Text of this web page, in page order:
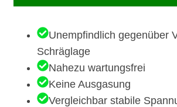
Unempfindlich gegenüber
Schräglage
Nahezu wartungsfrei
Keine Ausgasung
Vergleichbar stabile